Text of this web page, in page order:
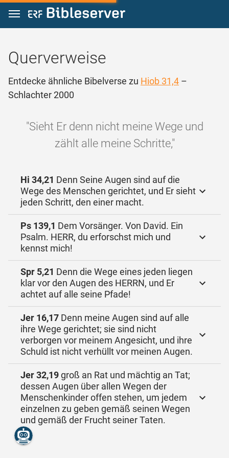
Zum Inhalt springen
Querverweise
Entdecke ähnliche Bibelverse zu Hiob 31,4 –
Schlachter 2000
"Sieht Er denn nicht meine Wege und
zählt alle meine Schritte,"
Hi 34,21 Denn Seine Augen sind auf die
Wege des Menschen gerichtet, und Er sieht
jeden Schritt, den einer macht.
Ps 139,1 Dem Vorsänger. Von David. Ein
Psalm. HERR, du erforschst mich und
kennst mich!
Spr 5,21 Denn die Wege eines jeden liegen
klar vor den Augen des HERRN, und Er
achtet auf alle seine Pfade!
Jer 16,17 Denn meine Augen sind auf alle
ihre Wege gerichtet; sie sind nicht
verborgen vor meinem Angesicht, und ihre
Schuld ist nicht verhüllt vor meinen Augen.
Jer 32,19groß an Rat und mächtig an Tat;
dessen Augen über allen Wegen der
Menschenkinder offen stehen, um jedem
einzelnen zu geben gemäß seinen Wegen
und gemäß der Frucht seiner Taten.